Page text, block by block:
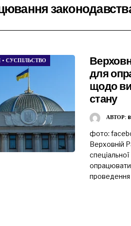
• СУСПІЛЬСТВО
для
щодо
стану
АВТОР:
фото:
Верховній
опрацювати
проведення